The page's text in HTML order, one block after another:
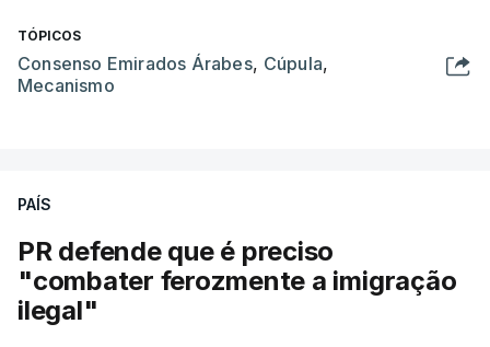
TÓPICOS
Consenso Emirados Árabes, Cúpula,
Mecanismo
PAÍS
PR defende que é preciso
"combater ferozmente a imigração
ilegal"